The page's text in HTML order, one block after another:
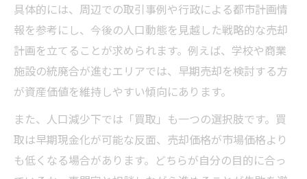
長期保有と即売却を比較した賢い選択方法
不動産売却と長期保有どちらを選ぶべきか
不動産売却のタイミングと資産価値の関係
即売却と長期保有のメリットデメリット
資産価値維持に効く不動産売却の判断軸
不動産売却で未来の市場変動に備える方法
具体的には、周辺での取引事例や行政による都市計画情
報を参考にし、今後の人口動態を見越した戦略的な売却
計画を立てることが求められます。例えば、学校や商業
施設の統廃合が進むエリアでは、早期売却を検討する方
が資産価値を維持しやすい傾向にあります。
また、人口減少下では「買取」も一つの選択肢です。買
取は早期現金化が可能な反面、売却価格が市場価格より
も低くなる場合があります。どちらが自分の目的に合っ